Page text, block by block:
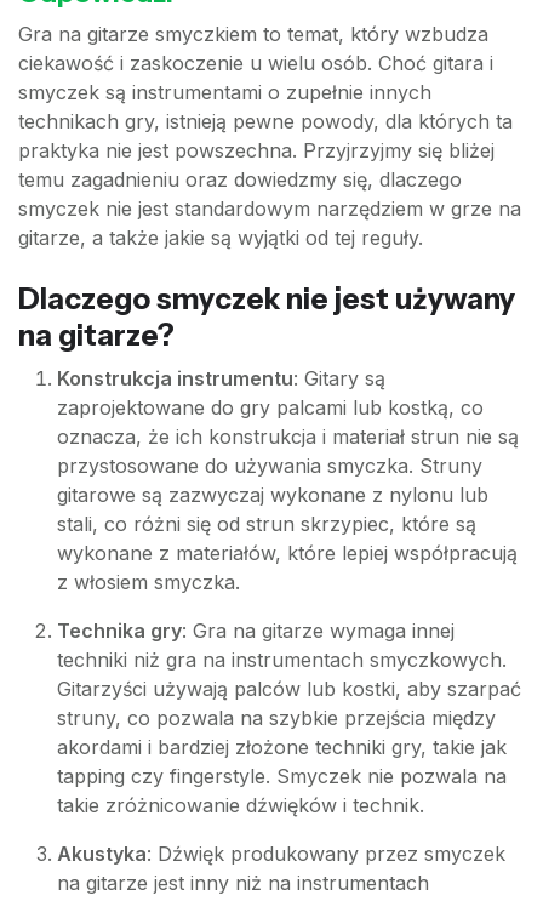
Gra na gitarze smyczkiem to temat, który wzbudza
ciekawość i zaskoczenie u wielu osób. Choć gitara i
smyczek są instrumentami o zupełnie innych
technikach gry, istnieją pewne powody, dla których ta
praktyka nie jest powszechna. Przyjrzyjmy się bliżej
temu zagadnieniu oraz dowiedzmy się, dlaczego
smyczek nie jest standardowym narzędziem w grze na
gitarze, a także jakie są wyjątki od tej reguły.
Dlaczego smyczek nie jest używany
na gitarze?
Konstrukcja instrumentu: Gitary są
zaprojektowane do gry palcami lub kostką, co
oznacza, że ich konstrukcja i materiał strun nie są
przystosowane do używania smyczka. Struny
gitarowe są zazwyczaj wykonane z nylonu lub
stali, co różni się od strun skrzypiec, które są
wykonane z materiałów, które lepiej współpracują
z włosiem smyczka.
Technika gry: Gra na gitarze wymaga innej
techniki niż gra na instrumentach smyczkowych.
Gitarzyści używają palców lub kostki, aby szarpać
struny, co pozwala na szybkie przejścia między
akordami i bardziej złożone techniki gry, takie jak
tapping czy fingerstyle. Smyczek nie pozwala na
takie zróżnicowanie dźwięków i technik.
Akustyka: Dźwięk produkowany przez smyczek
na gitarze jest inny niż na instrumentach